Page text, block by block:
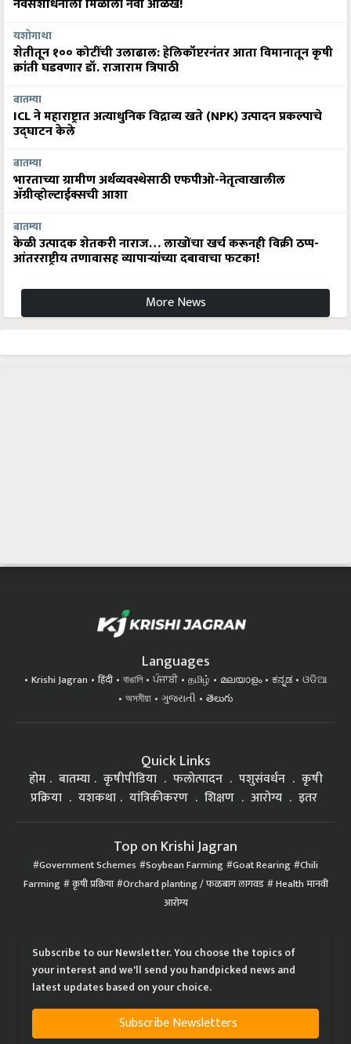
शेतीतून १०० कोटींची उलाढाल: हेलिकॉप्टरनंतर आता विमानातून कृषी
क्रांती घडवणार डॉ. राजाराम त्रिपाठी
ICL ने महाराष्ट्रात अत्याधुनिक विद्राव्य खते (NPK) उत्पादन प्रकल्पाचे
उद्घाटन केले
भारताच्या ग्रामीण अर्थव्यवस्थेसाठी एफपीओ-नेतृत्वाखालील
अ‍ॅग्रीव्होल्टाईक्सची आशा
केळी उत्पादक शेतकरी नाराज… लाखोंचा खर्च करूनही विक्री ठप्प-
आंतरराष्ट्रीय तणावासह व्यापाऱ्यांच्या दबावाचा फटका!
More News
বাঙালি ਪੰਜਾਬੀ தமிழ்
অসমীয়া
ગુજરાતી తెలుగు
कृषीपीडिया फलोत्पादन
प्रक्रिया
यशकथा यांत्रिकीकरण शिक्षण आरोग्य इतर
Government Schemes Soybean Farming Goat Rearing
Farming कृषी प्रक्रिया Orchard planting / फळबाग लागवड Health मानवी
आरोग्य
your interest and we'll send you handpicked news and
latest updates based on your choice.
Subscribe Newsletters